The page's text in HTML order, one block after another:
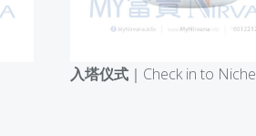
入塔仪式 ｜Check in to Niche